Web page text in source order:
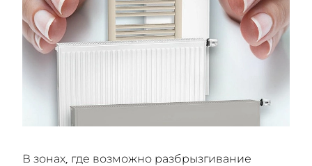
В зонах, где возможно разбрызгивание